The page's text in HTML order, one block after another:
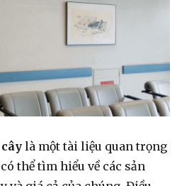
là một tài liệu quan trọng
thể tìm hiểu về các sản